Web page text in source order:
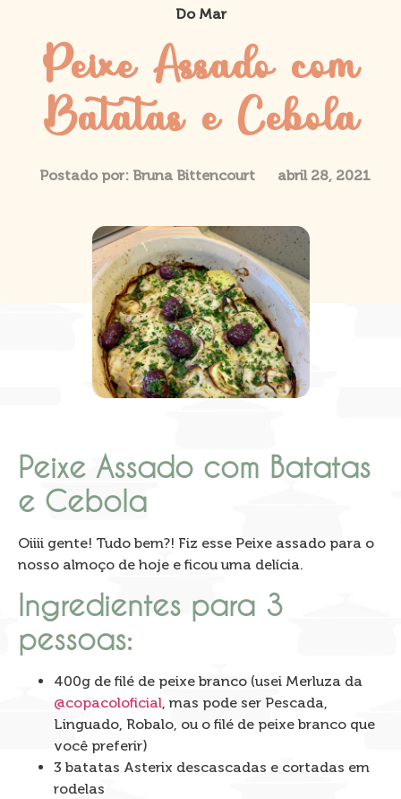
Do Mar
Peixe Assado com
Batatas e Cebola
Postado por: Bruna Bittencourt abril 28, 2021
Peixe Assado com Batatas
e Cebola
Oiiii gente! Tudo bem?! Fiz esse Peixe assado para o
nosso almoço de hoje e ficou uma delícia.
Ingredientes para 3
pessoas:
400g de filé de peixe branco (usei Merluza da
@copacoloficial, mas pode ser Pescada,
Linguado, Robalo, ou o filé de peixe branco que
você preferir)
3 batatas Asterix descascadas e cortadas em
rodelas